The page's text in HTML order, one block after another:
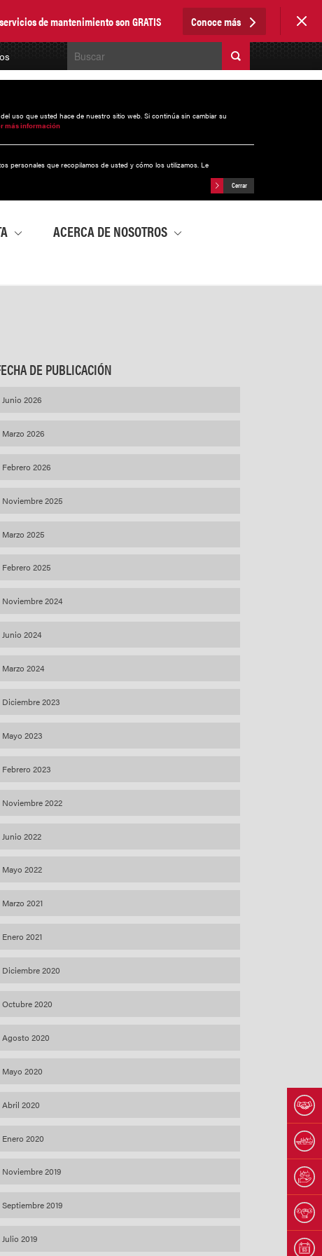
de mantenimiento son GRATIS Conoce más
uso que usted hace de nuestro sitio web. Si continúa sin cambiar su
más información
personales que recopilamos de usted y cómo los utilizamos. Le
Cerrar
ACERCA DE NOSOTROS
DE PUBLICACIÓN
Junio 2026
Marzo 2026
Febrero 2026
Noviembre 2025
Marzo 2025
Febrero 2025
Noviembre 2024
Junio 2024
Marzo 2024
Diciembre 2023
Mayo 2023
Febrero 2023
Noviembre 2022
Junio 2022
Mayo 2022
Marzo 2021
Enero 2021
Diciembre 2020
Octubre 2020
Agosto 2020
Mayo 2020
Abril 2020
Enero 2020
Noviembre 2019
Septiembre 2019
Julio 2019